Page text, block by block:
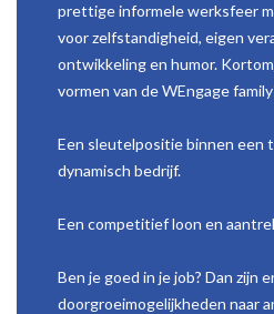
prettige informele werksfeer
voor zelfstandigheid, eigen
ontwikkeling en humor.
vormen van de WEngage
Een sleutelpositie binnen een
dynamisch bedrijf.
Een competitief loon en
Ben je goed in je job? Dan zijn
doorgroeimogelijkheden naar